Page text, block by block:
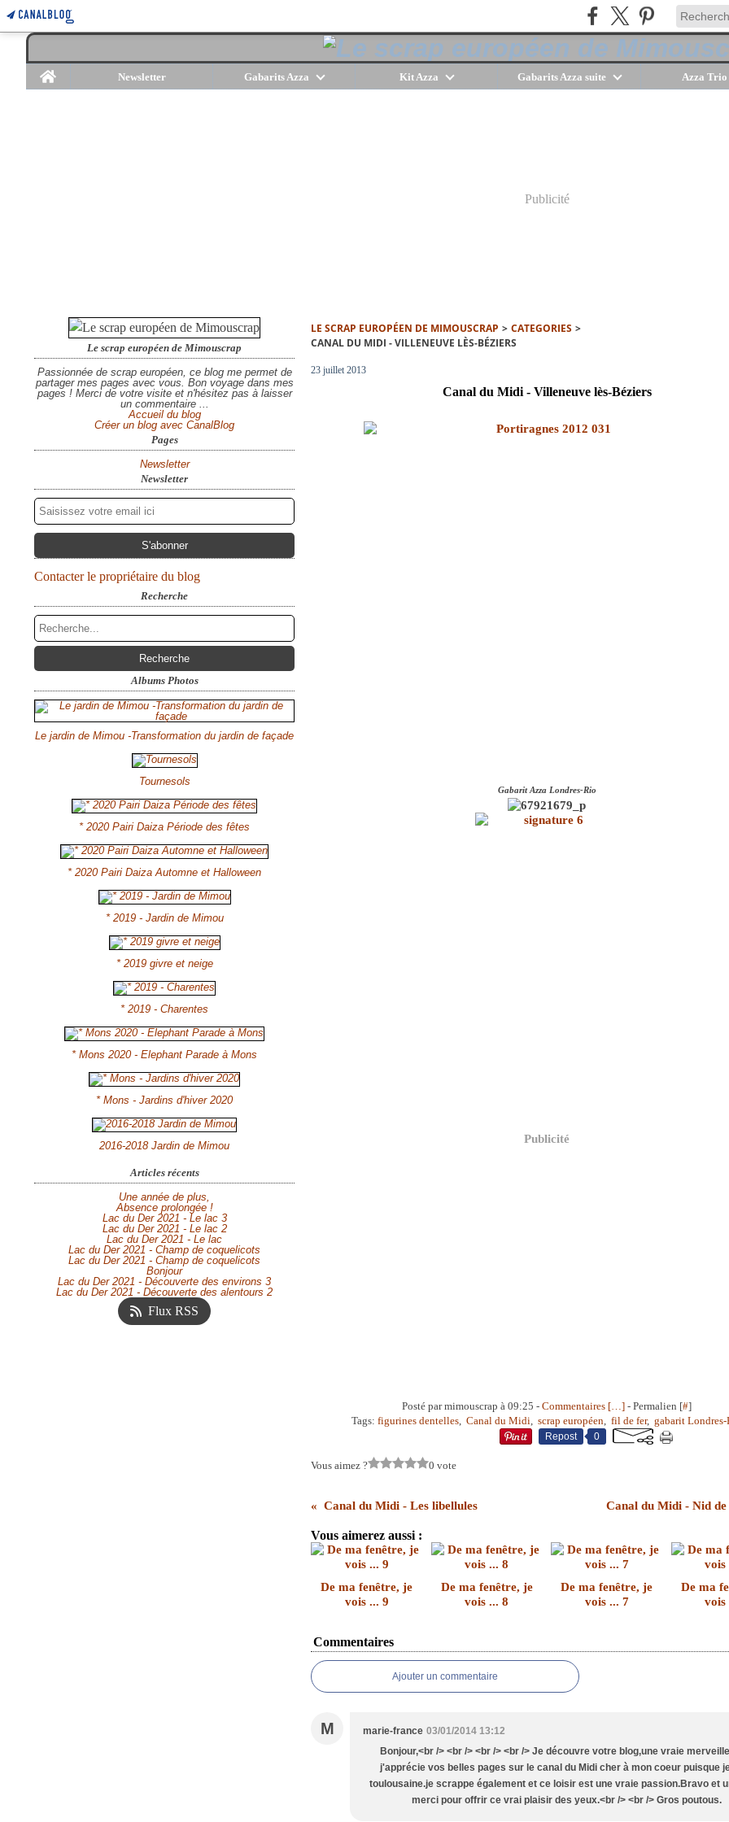
Home
Newsletter Gabarits Azza Kit Azza Gabarits Azza suite Azza Trio
Publicité
Le scrap européen de Mimouscrap
Passionnée de scrap européen, ce blog me permet de
partager mes pages avec vous. Bon voyage dans mes
pages ! Merci de votre visite et n'hésitez pas à laisser
un commentaire ...
Accueil du blog
Créer un blog avec CanalBlog
Pages
Newsletter
Newsletter
Contacter le propriétaire du blog
Recherche
Albums Photos
Le jardin de Mimou -Transformation du jardin de façade
Tournesols
* 2020 Pairi Daiza Période des fêtes
* 2020 Pairi Daiza Automne et Halloween
* 2019 - Jardin de Mimou
* 2019 givre et neige
* 2019 - Charentes
* Mons 2020 - Elephant Parade à Mons
* Mons - Jardins d'hiver 2020
2016-2018 Jardin de Mimou
Articles récents
Une année de plus,
Absence prolongée !
Lac du Der 2021 - Le lac 3
Lac du Der 2021 - Le lac 2
Lac du Der 2021 - Le lac
Lac du Der 2021 - Champ de coquelicots
Lac du Der 2021 - Champ de coquelicots
Bonjour
Lac du Der 2021 - Découverte des environs 3
Lac du Der 2021 - Découverte des alentours 2
Flux RSS
LE SCRAP EUROPÉEN DE MIMOUSCRAP > CATEGORIES >
CANAL DU MIDI - VILLENEUVE LÈS-BÉZIERS
23 juillet 2013
Canal du Midi - Villeneuve lès-Béziers
Gabarit Azza Londres-Rio
Publicité
Posté par mimouscrap à 09:25 - Commentaires […] - Permalien [#]
Tags: figurines dentelles, Canal du Midi, scrap européen, fil de fer, gabarit
Repost 0
Vous aimez ? 0 vote
Canal du Midi - Les libellules Canal du Midi - Nid de
Vous aimerez aussi :
De ma fenêtre, je
vois ... 9
De ma fenêtre, je
vois ... 8
De ma fenêtre, je
vois ... 7
De ma
vois
Commentaires
Ajouter un commentaire
M marie-france 03/01/2014 13:12
Bonjour,<br /> <br /> <br /> <br /> Je découvre votre blog,une vraie
j'apprécie vos belles pages sur le canal du Midi cher à mon coeur puisque
toulousaine.je scrappe également et ce loisir est une vraie passion.Bravo et
merci pour offrir ce vrai plaisir des yeux.<br /> <br /> Gros poutous.